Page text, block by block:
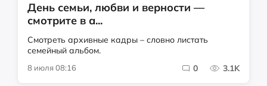
День семьи, любви и верности —
смотрите в а...
Смотреть архивные кадры – словно листать
семейный альбом.
8 июля 08:16 0 3.1K